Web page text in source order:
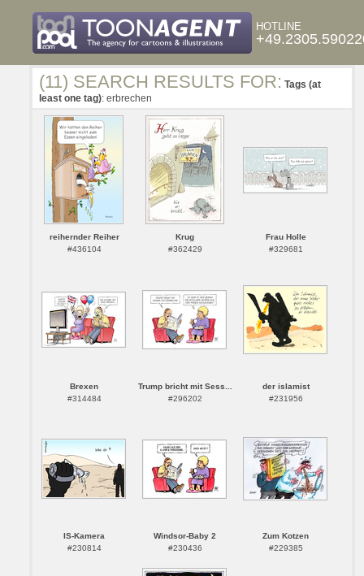
HOTLINE
(11) SEARCH RESULTS FOR: Tags (at
least one tag): erbrechen
reihernder Reiher
#436104
Krug
#362429
Frau Holle
#329681
Brexen
#314484
Trump bricht mit Sess...
#296202
der islamist
#231956
IS-Kamera
#230814
Windsor-Baby 2
#230436
Zum Kotzen
#229385